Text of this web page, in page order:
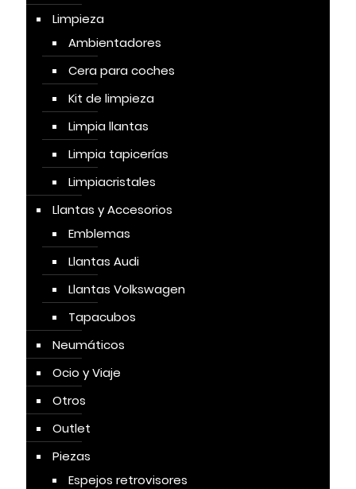
Limpieza
Ambientadores
Cera para coches
Kit de limpieza
Limpia llantas
Limpia tapicerías
Limpiacristales
Llantas y Accesorios
Emblemas
Llantas Audi
Llantas Volkswagen
Tapacubos
Neumáticos
Ocio y Viaje
Otros
Outlet
Piezas
Espejos retrovisores